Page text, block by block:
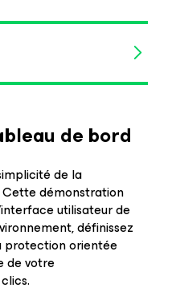
de bord
de la
démonstration
utilisateur de
définissez
protection orientée
de votre